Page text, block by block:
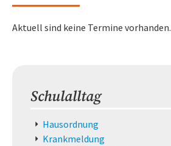
Aktuell sind keine Termine vorhanden.
Schulalltag
Navigation
überspringen
Hausordnung
Krankmeldung